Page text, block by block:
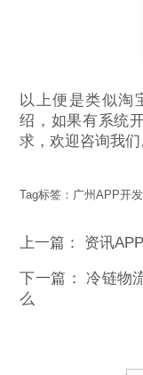
以上便是类似淘
绍，如果有系统
求，欢迎咨询我们
Tag标签： 广州APP开发
上一篇： 资讯
下一篇：冷链物
么